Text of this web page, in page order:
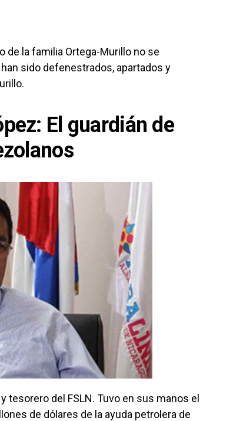
de la familia Ortega-Murillo no se
sido defenestrados, apartados y
El guardián de
tesorero del FSLN. Tuvo en sus manos el
de dólares de la ayuda petrolera de